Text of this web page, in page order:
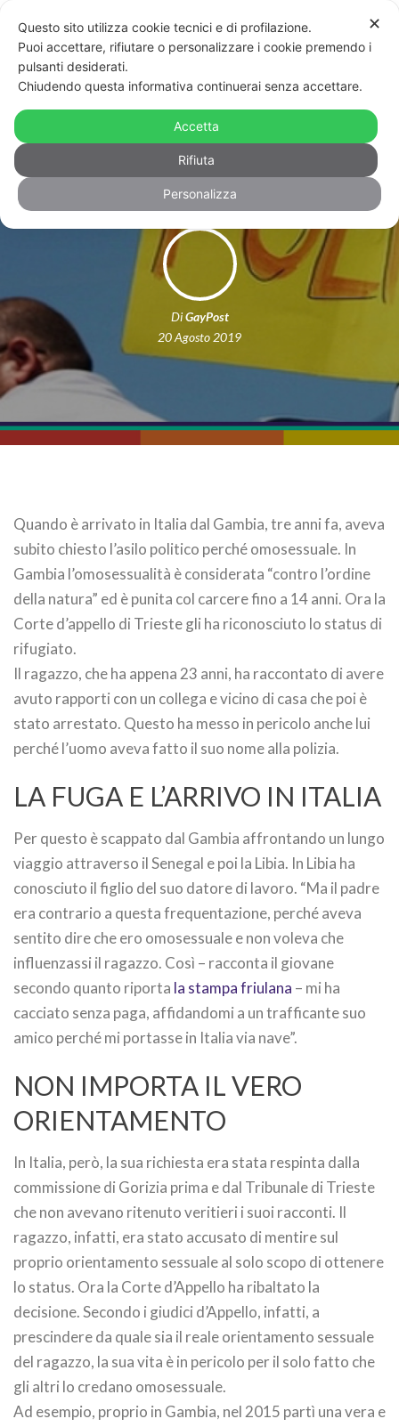
Gambiano ottiene lo status di
rifugiato perché gay
DiGayPost
20 Agosto 2019
Quando è arrivato in Italia dal Gambia, tre anni fa, aveva
subito chiesto l’asilo politico perché omosessuale. In
Gambia l’omosessualità è considerata “contro l’ordine
della natura” ed è punita col carcere fino a 14 anni. Ora la
Corte d’appello di Trieste gli ha riconosciuto lo status di
rifugiato.
Il ragazzo, che ha appena 23 anni, ha raccontato di avere
avuto rapporti con un collega e vicino di casa che poi è
stato arrestato. Questo ha messo in pericolo anche lui
perché l’uomo aveva fatto il suo nome alla polizia.
LA FUGA E L’ARRIVO IN ITALIA
Per questo è scappato dal Gambia affrontando un lungo
viaggio attraverso il Senegal e poi la Libia. In Libia ha
conosciuto il figlio del suo datore di lavoro. “Ma il padre
era contrario a questa frequentazione, perché aveva
sentito dire che ero omosessuale e non voleva che
influenzassi il ragazzo. Così – racconta il giovane
secondo quanto riporta la stampa friulana – mi ha
cacciato senza paga, affidandomi a un trafficante suo
amico perché mi portasse in Italia via nave”.
NON IMPORTA IL VERO
ORIENTAMENTO
In Italia, però, la sua richiesta era stata respinta dalla
commissione di Gorizia prima e dal Tribunale di Trieste
che non avevano ritenuto veritieri i suoi racconti. Il
ragazzo, infatti, era stato accusato di mentire sul
proprio orientamento sessuale al solo scopo di ottenere
lo status. Ora la Corte d’Appello ha ribaltato la
decisione. Secondo i giudici d’Appello, infatti, a
prescindere da quale sia il reale orientamento sessuale
del ragazzo, la sua vita è in pericolo per il solo fatto che
gli altri lo credano omosessuale.
Ad esempio, proprio in Gambia, nel 2015 partì una vera e
✕
Questo sito utilizza cookie tecnici e di profilazione.
Puoi accettare, rifiutare o personalizzare i cookie premendo i
pulsanti desiderati.
Chiudendo questa informativa continuerai senza accettare.
Accetta
Rifiuta
Personalizza